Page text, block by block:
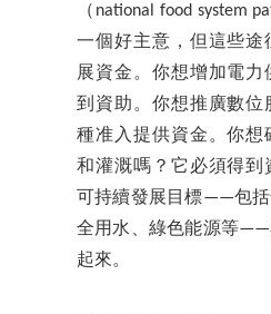
（national food system
一個好主意，但這些途
展資金。你想增加電力
到資助。你想推廣數位
種准入提供資金。你想
和灌溉嗎？它必須得到
可持續發展目標——包
全用水、綠色能源等——
起來。